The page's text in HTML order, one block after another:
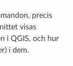
precis
visas
i QGIS, och hur
i dem.